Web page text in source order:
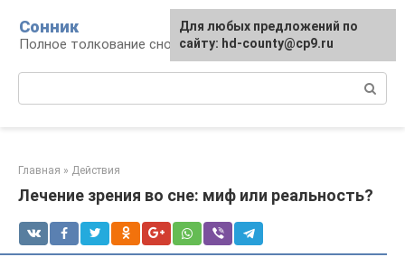
контенту
Сонник
Полное толкование снов
Главная » Действия
Лечение зрения во сне: миф или реальность?
Для любых предложений по
сайту: hd-county@cp9.ru